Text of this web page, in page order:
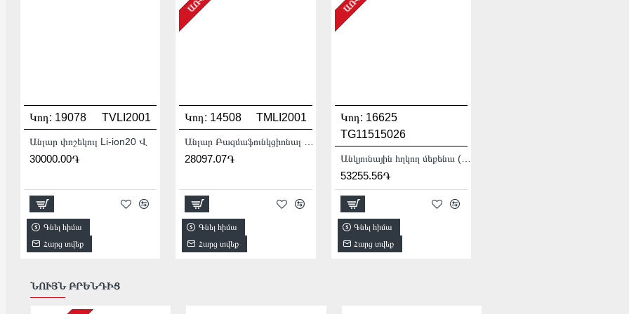
Կոդ: 19078 TVLI2001
Անլար փոշեկուլ Li-ion20 Վ
30000.00֏
Գնել հիմա
Հարց տվեք
Կոդ: 14508 TMLI2001
28097.07֏
Գնել հիմա
Հարց տվեք
Կոդ: 16625
TG11515026
Անկյունային հղկող մեքենա (ԱՀՄ) - Բալգարկա /1500Վատտ/125մմ/Արտադրական/INDUSTRIAL
53255.56֏
Գնել հիմա
Հարց տվեք
ՆՈՒՅՆ ԲՐԵՆԴԻՑ